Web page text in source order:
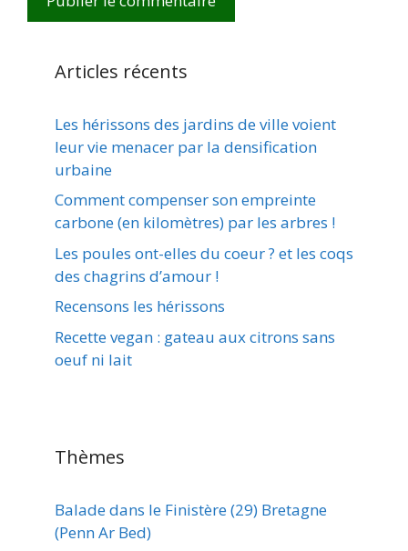
Articles récents
Les hérissons des jardins de ville voient
leur vie menacer par la densification
urbaine
Comment compenser son empreinte
carbone (en kilomètres) par les arbres !
Les poules ont-elles du coeur ? et les coqs
des chagrins d’amour !
Recensons les hérissons
Recette vegan : gateau aux citrons sans
oeuf ni lait
Thèmes
Balade dans le Finistère (29) Bretagne
(Penn Ar Bed)